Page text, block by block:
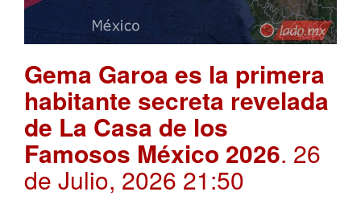
Gema Garoa es la primera
habitante secreta revelada
de La Casa de los
Famosos México 2026. 26
de Julio, 2026 21:50